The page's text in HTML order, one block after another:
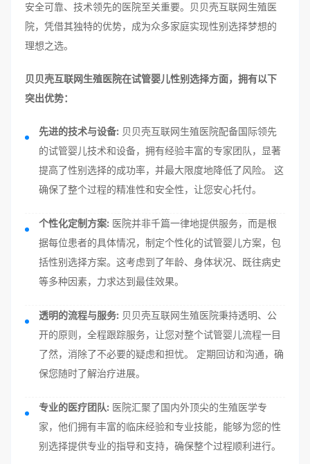
安全可靠、技术领先的医院至关重要。贝贝壳互联网生殖医
院，凭借其独特的优势，成为众多家庭实现性别选择梦想的
理想之选。
贝贝壳互联网生殖医院在试管婴儿性别选择方面，拥有以下
突出优势：
先进的技术与设备: 贝贝壳互联网生殖医院配备国际领先
的试管婴儿技术和设备，拥有经验丰富的专家团队，显著
提高了性别选择的成功率，并最大限度地降低了风险。 这
确保了整个过程的精准性和安全性，让您安心托付。
个性化定制方案: 医院并非千篇一律地提供服务，而是根
据每位患者的具体情况，制定个性化的试管婴儿方案，包
括性别选择方案。这考虑到了年龄、身体状况、既往病史
等多种因素，力求达到最佳效果。
透明的流程与服务: 贝贝壳互联网生殖医院秉持透明、公
开的原则，全程跟踪服务，让您对整个试管婴儿流程一目
了然，消除了不必要的疑虑和担忧。 定期回访和沟通，确
保您随时了解治疗进展。
专业的医疗团队: 医院汇聚了国内外顶尖的生殖医学专
家，他们拥有丰富的临床经验和专业技能，能够为您的性
别选择提供专业的指导和支持，确保整个过程顺利进行。